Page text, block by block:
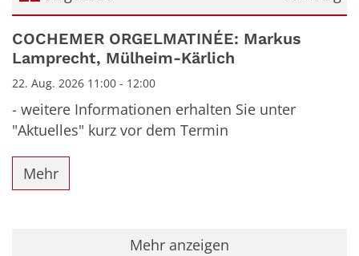
Datum: 22. August 2026
COCHEMER ORGELMATINÉE: Markus
Lamprecht, Mülheim-Kärlich
22. Aug. 2026 11:00 - 12:00
- weitere Informationen erhalten Sie unter
"Aktuelles" kurz vor dem Termin
Mehr
Mehr anzeigen